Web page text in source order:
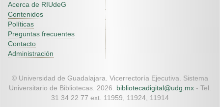
Acerca de RIUdeG
Contenidos
Políticas
Preguntas frecuentes
Contacto
Administración
© Universidad de Guadalajara. Vicerrectoría Ejecutiva. Sistema
Universitario de Bibliotecas. 2026. bibliotecadigital@udg.mx - Tel.
31 34 22 77 ext. 11959, 11924, 11914